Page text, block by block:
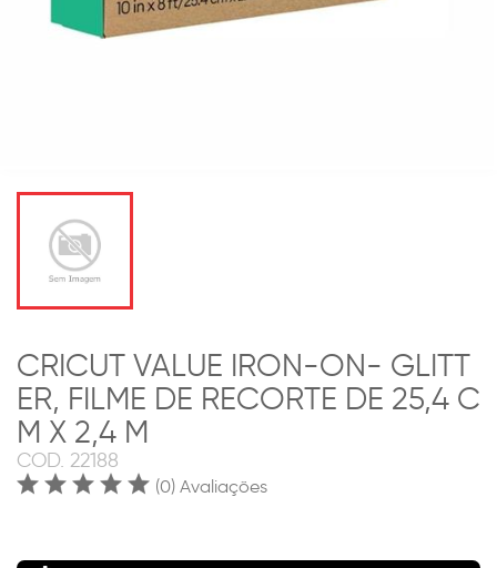
CRICUT VALUE IRON-ON- GLITT
ER, FILME DE RECORTE DE 25,4 C
M X 2,4 M
COD. 22188
(0) Avaliações